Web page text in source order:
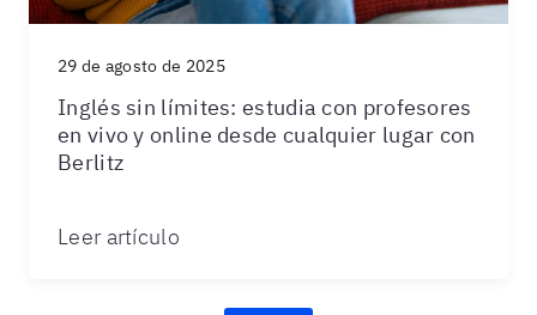
29 de agosto de 2025
Inglés sin límites: estudia con profesores
en vivo y online desde cualquier lugar con
Berlitz
Leer artículo